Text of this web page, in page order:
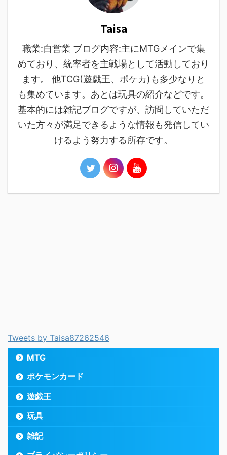
Taisa
職業:自営業 ブログ内容:主にMTGメインで集
めており、統率者を主戦場として活動しており
ます。 他TCG(遊戯王、ポケカ)も多少なりと
も集めています。あとは玩具の紹介などです。
基本的には雑記ブログですが、訪問していただ
いた方々が満足できるような情報も発信してい
けるよう努力する所存です。
Tweets by Taisa87262546
MTG
ポケモンカード
遊戯王
玩具
雑記